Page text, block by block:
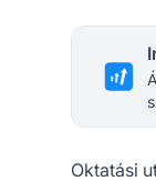
Oktatási